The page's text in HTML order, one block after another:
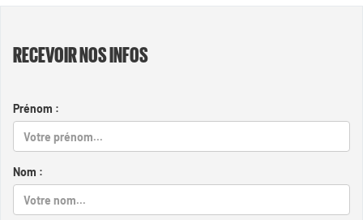
RECEVOIR NOS INFOS
Prénom :
Nom :